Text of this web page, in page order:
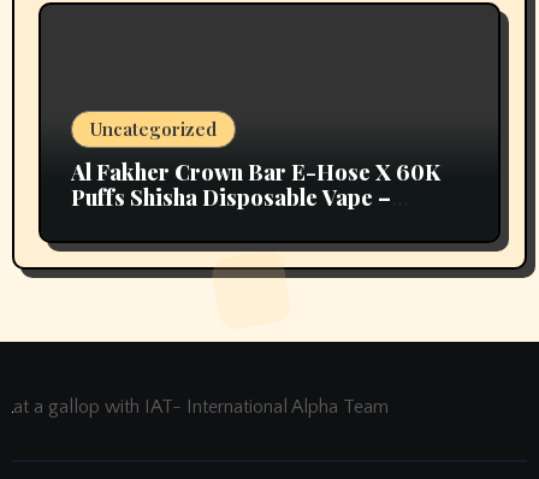
Uncategorized
Al Fakher Crown Bar E-Hose X 60K
Puffs Shisha Disposable Vape –
at a gallop with IAT- International Alpha Team